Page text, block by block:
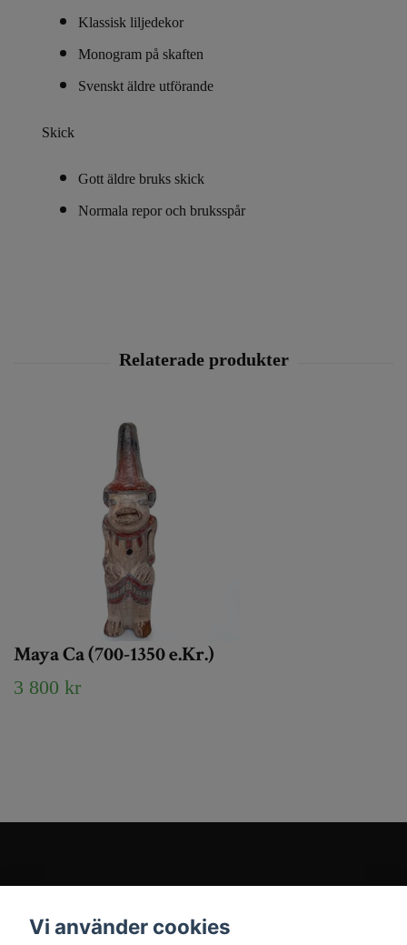
Klassisk liljedekor
Monogram på skaften
Svenskt äldre utförande
Skick
Gott äldre bruks skick
Normala repor och bruksspår
Maya Ca (700-1350 e.Kr.)
3 800 kr
Vi använder cookies